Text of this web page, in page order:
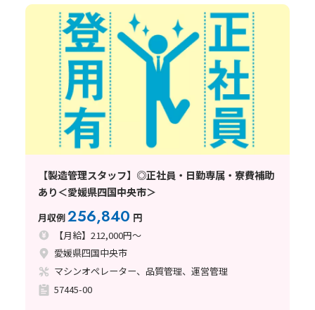
【製造管理スタッフ】◎正社員・日勤専属・寮費補助
あり＜愛媛県四国中央市＞
月収例256,840 円
【月給】212,000円～
愛媛県四国中央市
マシンオペレーター、品質管理、運営管理
57445-00